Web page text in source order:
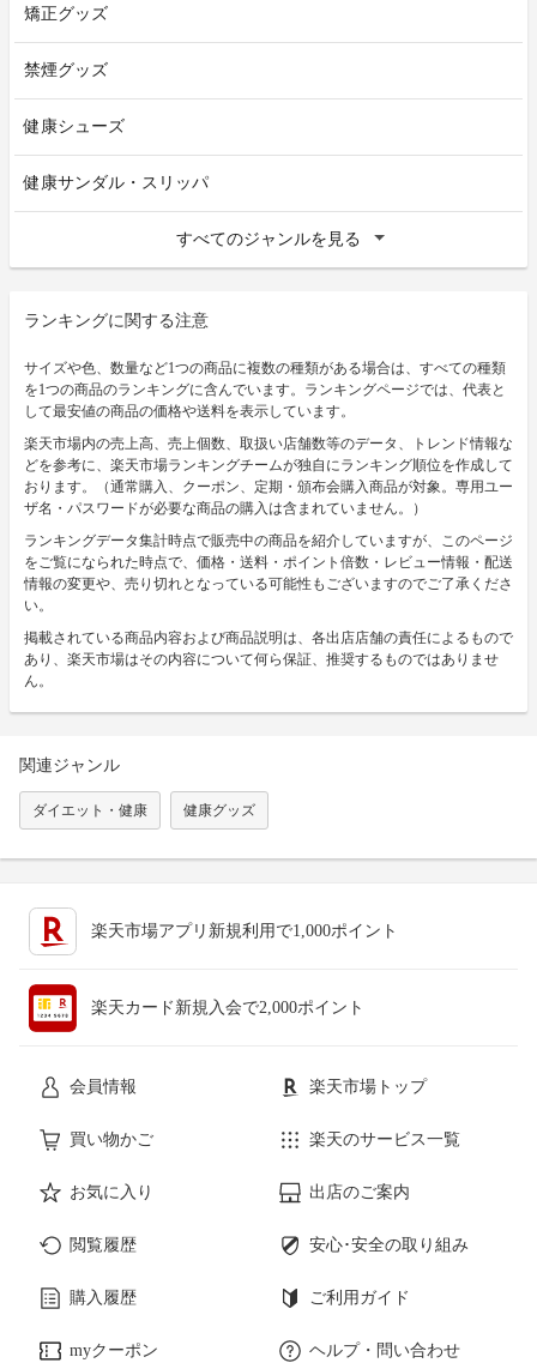
矯正グッズ
禁煙グッズ
健康シューズ
健康サンダル・スリッパ
すべてのジャンルを見る
ランキングに関する注意
サイズや色、数量など1つの商品に複数の種類がある場合は、すべての種類
を1つの商品のランキングに含んでいます。ランキングページでは、代表と
して最安値の商品の価格や送料を表示しています。
楽天市場内の売上高、売上個数、取扱い店舗数等のデータ、トレンド情報な
どを参考に、楽天市場ランキングチームが独自にランキング順位を作成して
おります。（通常購入、クーポン、定期・頒布会購入商品が対象。専用ユー
ザ名・パスワードが必要な商品の購入は含まれていません。）
ランキングデータ集計時点で販売中の商品を紹介していますが、このページ
をご覧になられた時点で、価格・送料・ポイント倍数・レビュー情報・配送
情報の変更や、売り切れとなっている可能性もございますのでご了承くださ
い。
掲載されている商品内容および商品説明は、各出店店舗の責任によるもので
あり、楽天市場はその内容について何ら保証、推奨するものではありませ
ん。
関連ジャンル
ダイエット・健康 健康グッズ
楽天市場アプリ新規利用で1,000ポイント
楽天カード新規入会で2,000ポイント
会員情報 楽天市場トップ
買い物かご 楽天のサービス一覧
お気に入り 出店のご案内
閲覧履歴 安心･安全の取り組み
購入履歴 ご利用ガイド
myクーポン ヘルプ・問い合わせ